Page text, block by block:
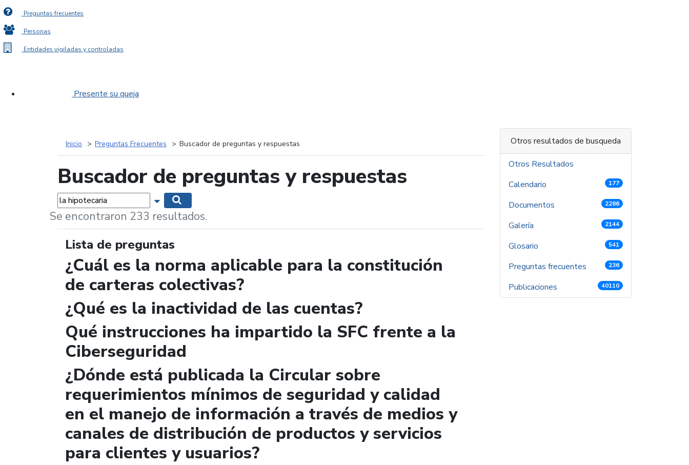
Preguntas frecuentes
Personas
Entidades vigiladas y controladas
Presente su queja
Inicio Preguntas Frecuentes Buscador de preguntas y respuestas
Buscador de preguntas y respuestas
Palabras... Mostrar opciones de búsqueda
Se encontraron 233 resultados.
Lista de preguntas
¿Cuál es la norma aplicable para la constitución
de carteras colectivas?
¿Qué es la inactividad de las cuentas?
Qué instrucciones ha impartido la SFC frente a la
Ciberseguridad
¿Dónde está publicada la Circular sobre
requerimientos mínimos de seguridad y calidad
en el manejo de información a través de medios y
canales de distribución de productos y servicios
para clientes y usuarios?
Otros resultados de busqueda
Otros Resultados
Calendario
177
Documentos 2286
Galería 2144
Glosario 541
Preguntas frecuentes 236
Publicaciones 40110